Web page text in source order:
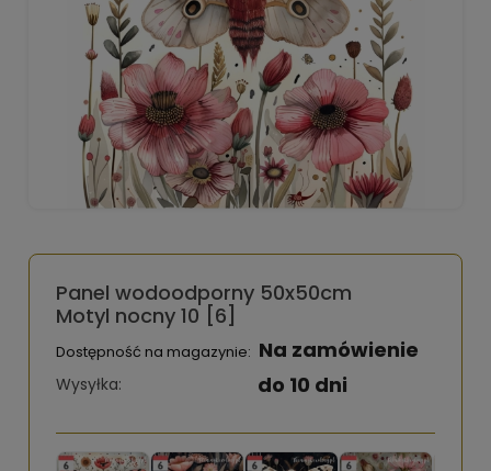
Panel wodoodporny 50x50cm
Motyl nocny 10 [6]
Dostępność na magazynie: Na zamówienie
Wysyłka: do 10 dni